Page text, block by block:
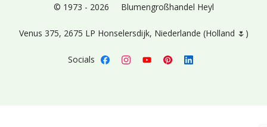
© 1973 - 2026 Blumengroßhandel Heyl
Venus 375, 2675 LP Honselersdijk, Niederlande (Holland 🌷)
Socials